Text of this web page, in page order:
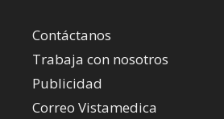
Contáctanos
Trabaja con nosotros
Publicidad
Correo Vistamedica